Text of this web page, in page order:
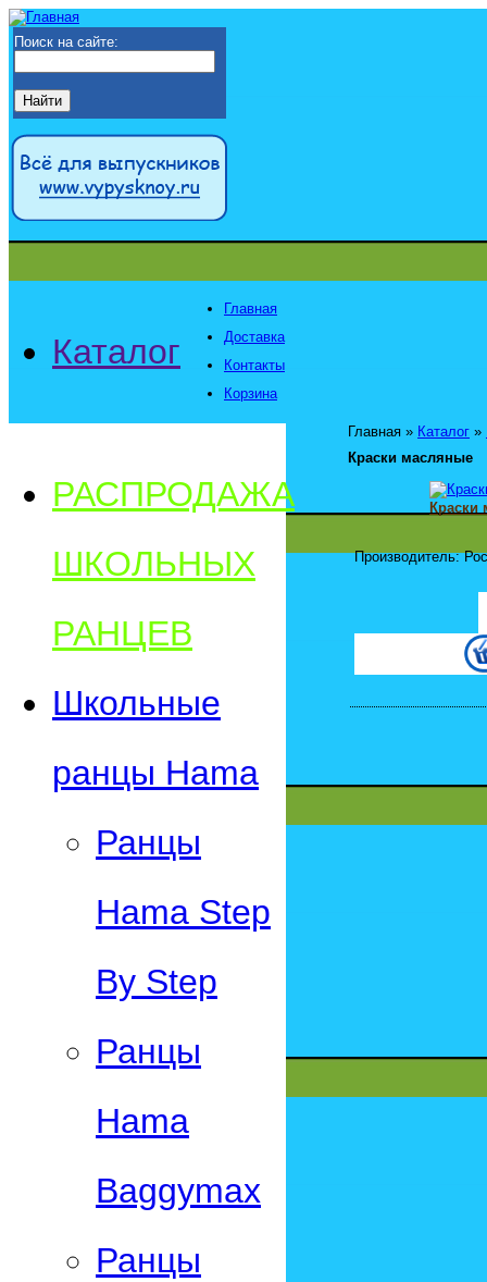
Поиск на сайте:
Каталог
Главная
Доставка
Контакты
Корзина
РАСПРОДАЖА
ШКОЛЬНЫХ
РАНЦЕВ
Школьные
ранцы Hama
Ранцы
Hama Step
By Step
Ранцы
Hama
Baggymax
Ранцы
Главная » Каталог »
Краски масляные
Краски
Производитель: